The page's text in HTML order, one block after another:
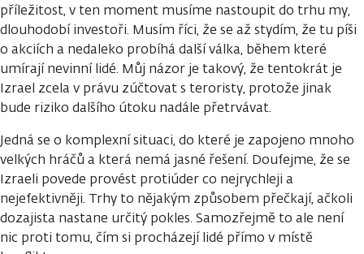
příležitost, v ten moment musíme nastoupit do trhu my,
dlouhodobí investoři. Musím říci, že se až stydím, že tu píši
o akciích a nedaleko probíhá další válka, během které
umírají nevinní lidé. Můj názor je takový, že tentokrát je
Izrael zcela v právu zúčtovat s teroristy, protože jinak
bude riziko dalšího útoku nadále přetrvávat.
Jedná se o komplexní situaci, do které je zapojeno mnoho
velkých hráčů a která nemá jasné řešení. Doufejme, že se
Izraeli povede provést protiúder co nejrychleji a
nejefektivněji. Trhy to nějakým způsobem přečkají, ačkoli
dozajista nastane určitý pokles. Samozřejmě to ale není
nic proti tomu, čím si procházejí lidé přímo v místě